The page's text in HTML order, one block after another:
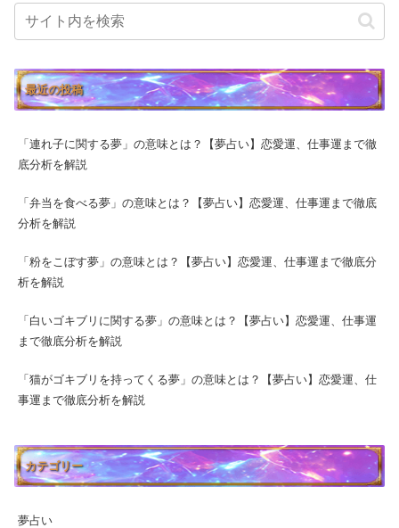
最近の投稿
「連れ子に関する夢」の意味とは？【夢占い】恋愛運、仕事運まで徹
底分析を解説
「弁当を食べる夢」の意味とは？【夢占い】恋愛運、仕事運まで徹底
分析を解説
「粉をこぼす夢」の意味とは？【夢占い】恋愛運、仕事運まで徹底分
析を解説
「白いゴキブリに関する夢」の意味とは？【夢占い】恋愛運、仕事運
まで徹底分析を解説
「猫がゴキブリを持ってくる夢」の意味とは？【夢占い】恋愛運、仕
事運まで徹底分析を解説
カテゴリー
夢占い